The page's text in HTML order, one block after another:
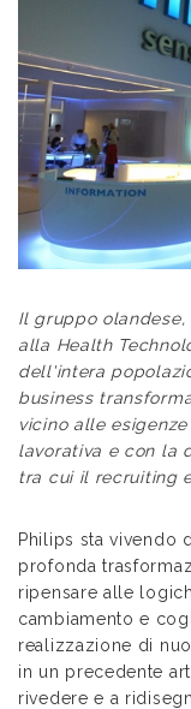
Il gruppo
alla Health
dell'intera
business
vicino alle
lavorativa e con la
tra cui il recruiting
Philips sta vivendo
profonda
ripensare alle
cambiamento e
realizzazione di
in un precedente
rivedere e a